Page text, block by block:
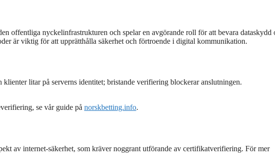
offentliga nyckelinfrastrukturen och spelar en avgörande roll för att bevara dataskydd
är viktig för att upprätthålla säkerhet och förtroende i digital kommunikation.
litar på serverns identitet; bristande verifiering blockerar anslutningen.
se vår guide på norskbetting.info.
av internet-säkerhet, som kräver noggrant utförande av certifikatverifiering. För mer